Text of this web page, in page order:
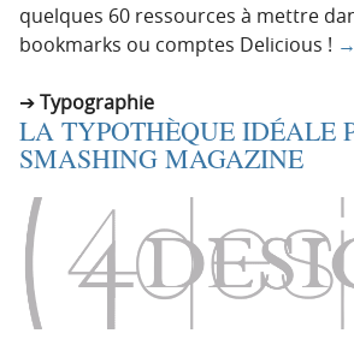
quelques 60 ressources à mettre
bookmarks ou comptes Delicious ! →
Typographie
LA TYPOTHÈQUE IDÉALE
SMASHING MAGAZINE